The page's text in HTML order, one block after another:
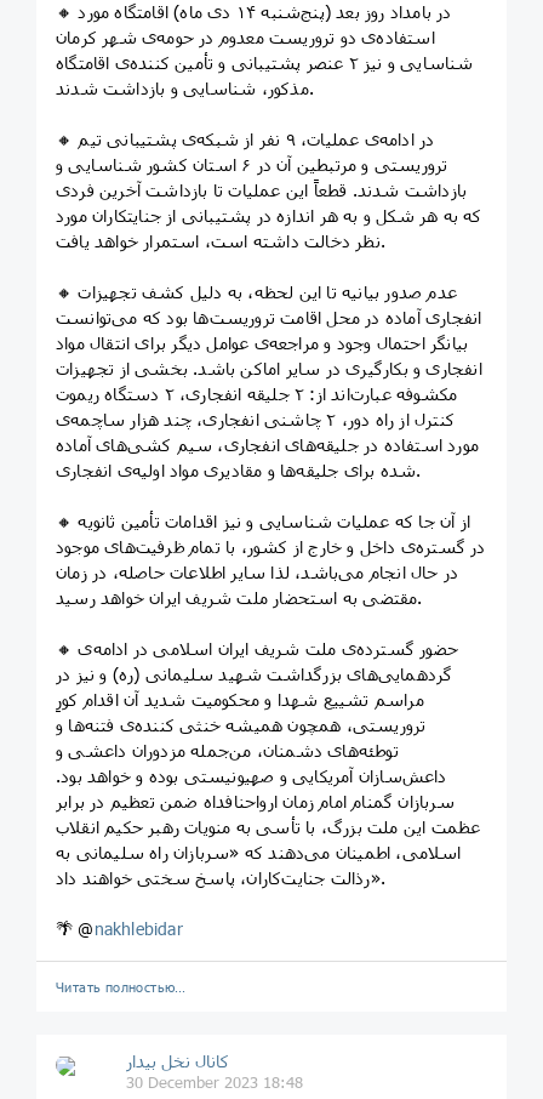
🔸 در بامداد روز بعد (پنج‌شنبه ۱۴ دی ماه) اقامتگاه مورد
استفاده‌ی دو تروریست معدوم در حومه‌ی شهر کرمان
شناسایی و نیز ۲ عنصر پشتیبانی و تأمین کننده‌ی اقامتگاه
مذکور، شناسایی و بازداشت شدند.
🔸 در ادامه‌ی عملیات، ۹ نفر از شبکه‌ی پشتیبانی تیم
تروریستی و مرتبطین آن در ۶ استان کشور شناسایی و
بازداشت شدند. قطعاً این عملیات تا بازداشت آخرین فردی
که به هر شکل و به هر اندازه در پشتیبانی از جنایتکاران مورد
نظر دخالت داشته‌ است، استمرار خواهد یافت.
🔸 عدم صدور بیانیه تا این لحظه، به دلیل کشف تجهیزات
انفجاری آماده در محل اقامت تروریست‌ها بود که می‌توانست
بیانگر احتمال وجود و مراجعه‌ی عوامل دیگر برای انتقال مواد
انفجاری و بکارگیری در سایر اماکن باشد. بخشی از تجهیزات
مکشوفه عبارت‌اند از: ۲ جلیقه انفجاری، ۲ دستگاه ریموت
کنترل از راه دور، ۲ چاشنی انفجاری، چند هزار ساچمه‌ی
مورد استفاده در جلیقه‌های انفجاری، سیم کشی‌های آماده
شده برای جلیقه‌ها و مقادیری مواد اولیه‌ی انفجاری.
🔸 از آن جا که عملیات شناسایی و نیز اقدامات تأمین ثانویه
در گستره‌ی داخل و خارج از کشور، با تمام ظرفیت‌های موجود
در حال انجام می‌باشد، لذا سایر اطلاعات حاصله، در زمان
مقتضی به استحضار ملت شریف ایران خواهد رسید.
🔸 حضور گسترده‌ی ملت شریف ایران اسلامی در ادامه‌ی
گردهمایی‌های بزرگداشت شهید سلیمانی (ره) و نیز در
مراسم تشییع شهدا و محکومیت شدید آن اقدام کورِ
تروریستی، همچون همیشه خنثی کننده‌ی فتنه‌ها و
توطئه‌های دشمنان، من‌جمله مزدوران داعشی و
داعش‌سازان آمریکایی و صهیونیستی بوده و خواهد بود.
سربازان گمنام امام زمان ارواحنافداه ضمن تعظیم در برابر
عظمت این ملت بزرگ، با تأسی به منویات رهبر حکیم انقلاب
اسلامی، اطمینان می‌دهند که «سربازان راه سلیمانی به
رذالت جنایت‌کاران، پاسخ سختی خواهند داد».
🌴 @nakhlebidar
Читать полностью…
کانال نخل بیدار
30 December 2023 18:48